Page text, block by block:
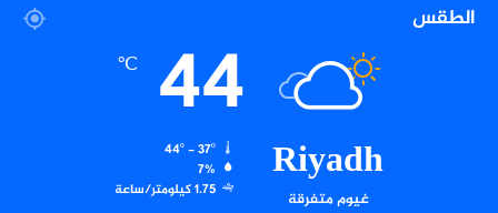
الطقس
Riyadh
غيوم متفرقة
44
℃
7%
1.75 كيلومتر/ساعة